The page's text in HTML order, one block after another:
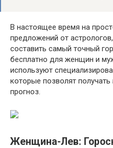
В настоящее время на
предложений от
составить самый точный
бесплатно для женщин и
используют
которые позволят
прогноз.
Женщина-Лев: